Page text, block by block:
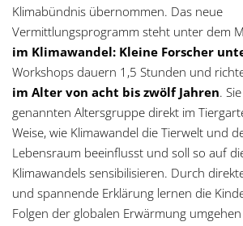
Klimabündnis übernommen. Das neue
Vermittlungsprogramm steht unter dem
im Klimawandel: Kleine Forscher
Workshops dauern 1,5 Stunden und
im Alter von acht bis zwölf Jahren.
genannten Altersgruppe direkt im
Weise, wie Klimawandel die Tierwelt und
Lebensraum beeinflusst und soll so auf
Klimawandels sensibilisieren. Durch
und spannende Erklärung lernen die
Folgen der globalen Erwärmung